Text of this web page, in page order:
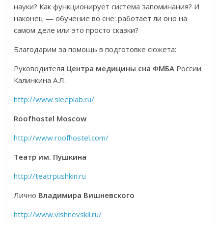
науки? Как функционирует система запоминания? И
наконец — обучение во сне: работает ли оно на
самом деле или это просто сказки?
Благодарим за помощь в подготовке сюжета:
Руководителя Центра медицины сна ФМБА России
Калинкина А.Л.
http://www.sleeplab.ru/
Roofhostel Moscow
http://www.roofhostel.com/
Театр им. Пушкина
http://teatrpushkin.ru
Лично Владимира Вишневского
http://www.vishnevskii.ru/